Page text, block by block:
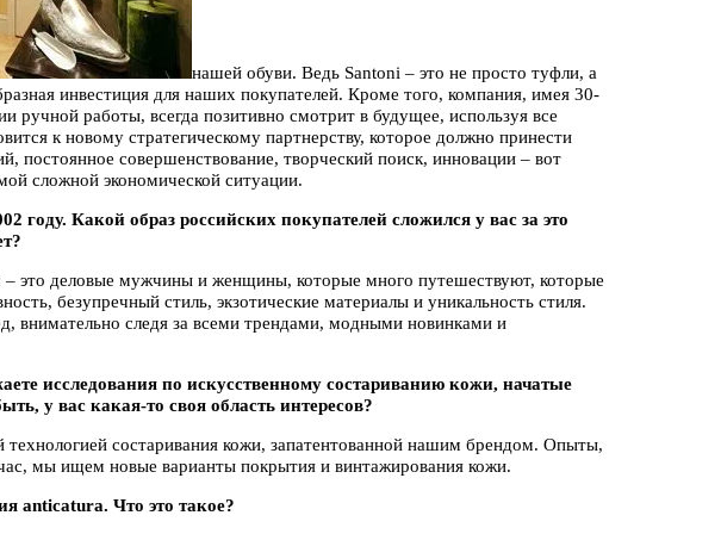
нашей обуви. Ведь Santoni – это не просто туфли, а
инвестиция для наших покупателей. Кроме того, компания, имея 30-
ручной работы, всегда позитивно смотрит в будущее, используя все
к новому стратегическому партнерству, которое должно принести
постоянное совершенствование, творческий поиск, инновации – вот
сложной экономической ситуации.
году. Какой образ российских покупателей сложился у вас за это
– это деловые мужчины и женщины, которые много путешествуют, которые
безупречный стиль, экзотические материалы и уникальность стиля.
внимательно следя за всеми трендами, модными новинками и
исследования по искусственному состариванию кожи, начатые
у вас какая-то своя область интересов?
технологией состаривания кожи, запатентованной нашим брендом. Опыты,
мы ищем новые варианты покрытия и винтажирования кожи.
anticatura. Что это такое?